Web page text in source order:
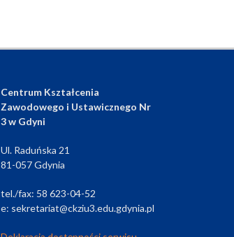
Centrum Kształcenia
Zawodowego i Ustawicznego Nr
3 w Gdyni
Ul. Raduńska 21
81-057 Gdynia
tel./fax: 58 623-04-52
e: sekretariat@ckziu3.edu.gdynia.pl